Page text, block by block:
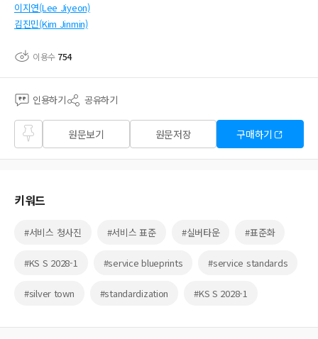
이지연(Lee Jiyeon)
김진민(Kim Jinmin)
이용수 754
인용하기 공유하기
즐겨
찾기
원문보기 원문저장 구매하기
키워드
#서비스 청사진 #서비스 표준 #실버타운 #표준화
#KS S 2028-1 #service blueprints #service standards
#silver town #standardization #KS S 2028-1